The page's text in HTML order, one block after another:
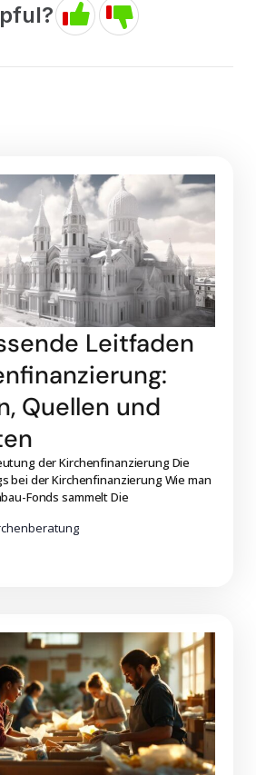
Leitfaden
Quellen und
der Kirchenfinanzierung Die
bei der Kirchenfinanzierung Wie man
Fonds sammelt Die